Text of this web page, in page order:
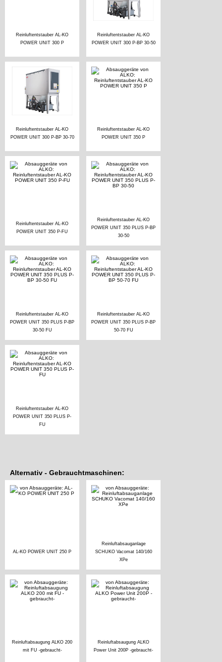
Reinluftentstauber AL-KO
POWER UNIT 300 P
Reinluftentstauber AL-KO
POWER UNIT 300 P-BP 30-50
Reinluftentstauber AL-KO
POWER UNIT 300 P-BP 30-70
Reinluftentstauber AL-KO
POWER UNIT 350 P
Reinluftentstauber AL-KO
POWER UNIT 350 P-FU
Reinluftentstauber AL-KO
POWER UNIT 350 PLUS P-BP
30-50
Reinluftentstauber AL-KO
POWER UNIT 350 PLUS P-BP
30-50 FU
Reinluftentstauber AL-KO
POWER UNIT 350 PLUS P-BP
50-70 FU
Reinluftentstauber AL-KO
POWER UNIT 350 PLUS P-
FU
Alternativ - Gebrauchtmaschinen:
AL-KO POWER UNIT 250 P
Reinluftabsauganlage
SCHUKO Vacomat 140/160
XPe
Reinluftabsaugung ALKO 200
mit FU -gebraucht-
Reinluftabsaugung ALKO
Power Unit 200P -gebraucht-